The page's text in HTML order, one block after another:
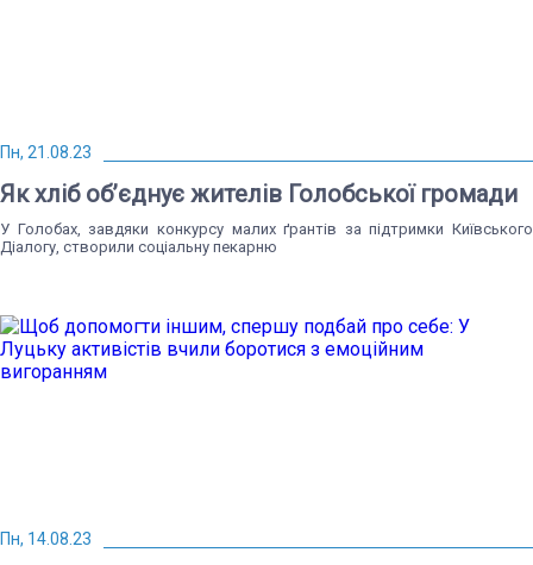
Пн, 21.08.23
Як хліб об’єднує жителів Голобської громади
У Голобах, завдяки конкурсу малих ґрантів за підтримки Київського
Діалогу, створили соціальну пекарню
Пн, 14.08.23